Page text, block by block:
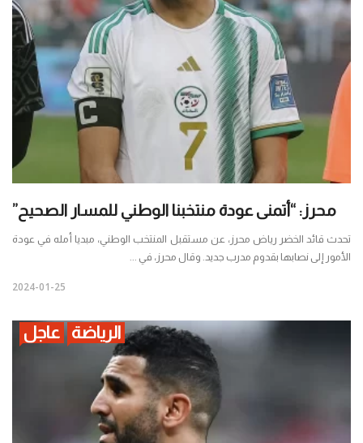
محرز: “أتمنى عودة منتخبنا الوطني للمسار الصحيح”
تحدث قائد الخضر رياض محرز، عن مستقبل المنتخب الوطني، مبديا أمله في عودة
الأمور إلى نصابها بقدوم مدرب جديد. وقال محرز، في ...
2024-01-25
الرياضة عاجل